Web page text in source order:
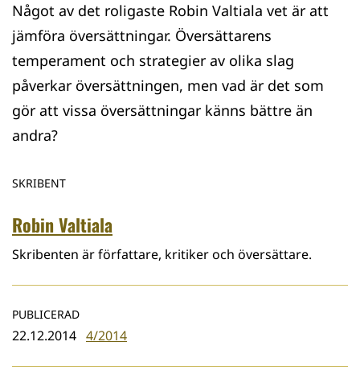
Något av det roligaste Robin Valtiala vet är att
jämföra översättningar. Översättarens
temperament och strategier av olika slag
påverkar översättningen, men vad är det som
gör att vissa översättningar känns bättre än
andra?
SKRIBENT
Robin Valtiala
Skribenten är författare, kritiker och översättare.
PUBLICERAD
22.12.2014 4/2014